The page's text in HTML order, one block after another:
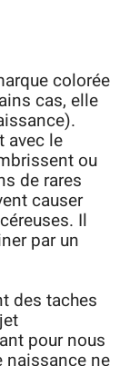
colorée
cas, elle
avec le
ou
de rares
causer
Il
par un
des taches
pour nous